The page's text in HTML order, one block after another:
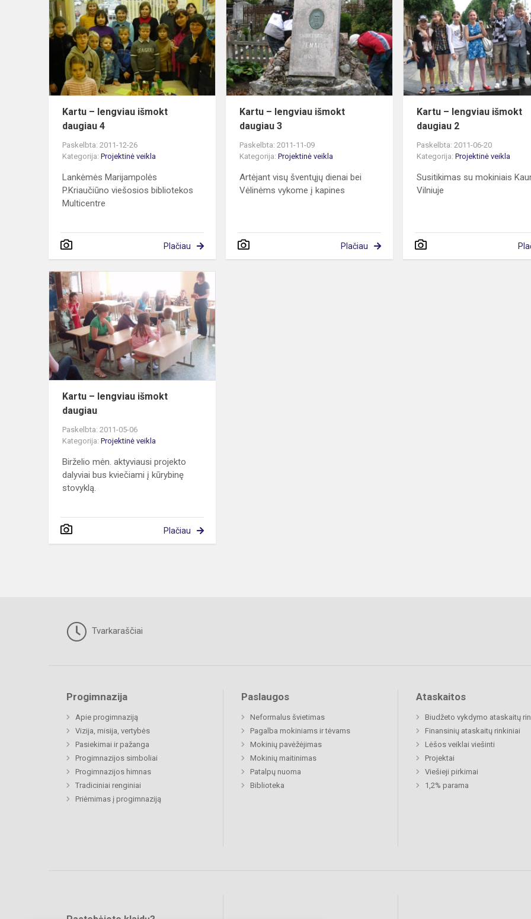
–
lengviau
išmokt
daugiau
Kartu – lengviau išmokt
daugiau 4
Paskelbta: 2011-12-26
Kategorija: Projektinė veikla
Lankėmės Marijampolės
P.Kriaučiūno viešosios bibliotekos
Multicentre
Plačiau
–
lengviau
išmokt
daugiau
3
Kartu – lengviau išmokt
daugiau 3
Paskelbta: 2011-11-09
Kategorija:Projektinė veikla
Artėjant visų šventųjų dienai bei
Vėlinėms vykome į kapines
Plačiau
Kartu – lengviau išmokt
daugiau 2
Paskelbta: 2011-06-20
Kategorija:Projektinė veikla
Susitikimas su mokiniais
Vilniuje
lengviau
daugiau
Kartu – lengviau išmokt
daugiau
Paskelbta: 2011-05-06
Kategorija: Projektinė veikla
Birželio mėn. aktyviausi projekto
dalyviai bus kviečiami į kūrybinę
stovyklą.
Plačiau
Tvarkaraščiai
Progimnazija
Apie progimnaziją
Vizija, misija, vertybės
Pasiekimai ir pažanga
Progimnazijos simboliai
Progimnazijos himnas
Tradiciniai renginiai
Priėmimas į progimnaziją
Paslaugos
Neformalus švietimas
Pagalba mokiniams ir tėvams
Mokinių pavėžėjimas
Mokinių maitinimas
Patalpų nuoma
Biblioteka
Ataskaitos
Biudžeto vykdymo ataskaitų
Finansinių ataskaitų rinkiniai
Lėšos veiklai viešinti
Projektai
Viešieji pirkimai
1,2% parama